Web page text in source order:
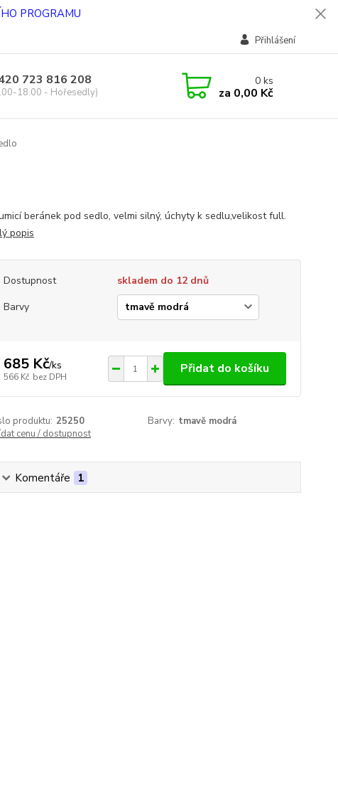
PROGRAMU
Přihlášení
723 816 208
18.00 - Hořesedly)
0ks
za 0,00 Kč
beránek pod sedlo, velmi silný, úchyty k sedlu,velikost full.
popis
Dostupnost
skladem do 12 dnů
Barvy
685 Kč/ks
566 Kč bez DPH
Přidat do košíku
produktu: 25250 Barvy: tmavě modrá
cenu / dostupnost
Komentáře 1